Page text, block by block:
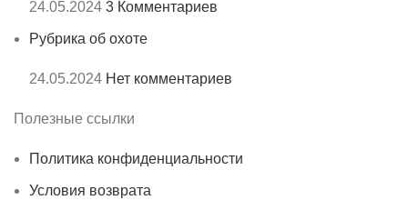
24.05.2024 3 Комментариев
Рубрика об охоте
24.05.2024 Нет комментариев
Полезные ссылки
Политика конфиденциальности
Условия возврата